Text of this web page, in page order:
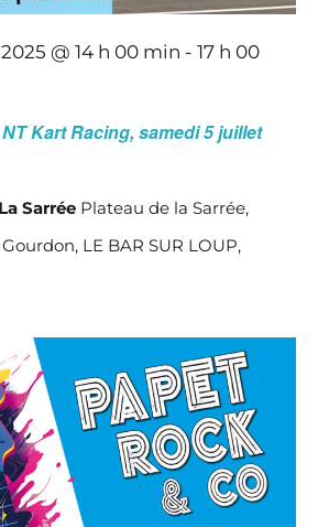
@ 14 h 00 min - 17 h 00
Kart Racing, samedi 5 juillet
Sarrée Plateau de la Sarrée,
LE BAR SUR LOUP,